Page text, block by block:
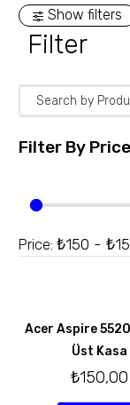
Show filters
Filter
Filter By Price
Price: ₺150 -
Acer Aspire
Üst Kasa
₺150,00